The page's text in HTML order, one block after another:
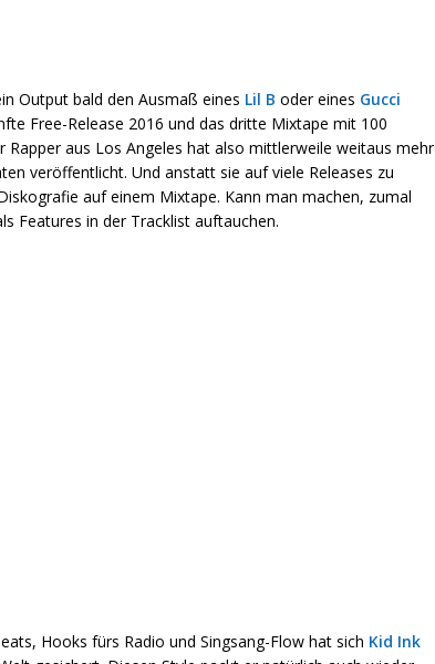
Output bald den Ausmaß eines Lil B oder eines Gucci
Free-Release 2016 und das dritte Mixtape mit 100
Rapper aus Los Angeles hat also mittlerweile weitaus mehr
veröffentlicht. Und anstatt sie auf viele Releases zu
auf einem Mixtape. Kann man machen, zumal
Features in der Tracklist auftauchen.
Hooks fürs Radio und Singsang-Flow hat sich Kid Ink